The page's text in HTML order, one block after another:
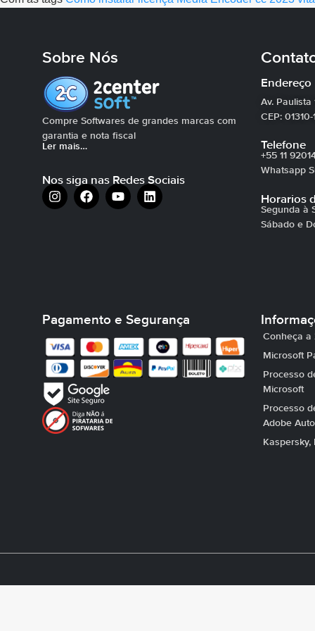
Sobre Nós
Compre Softwares de grandes marcas com
garantia e nota fiscal
Ler mais…
Nos siga nas Redes Sociais
Endereço
Av. Paulista
CEP: 01310-
Telefone
+55 11
Whatsapp
Horarios
Segunda à
Sábado e
Pagamento e Segurança
Conheça a
Microsoft
Processo
Microsoft
Processo
Adobe